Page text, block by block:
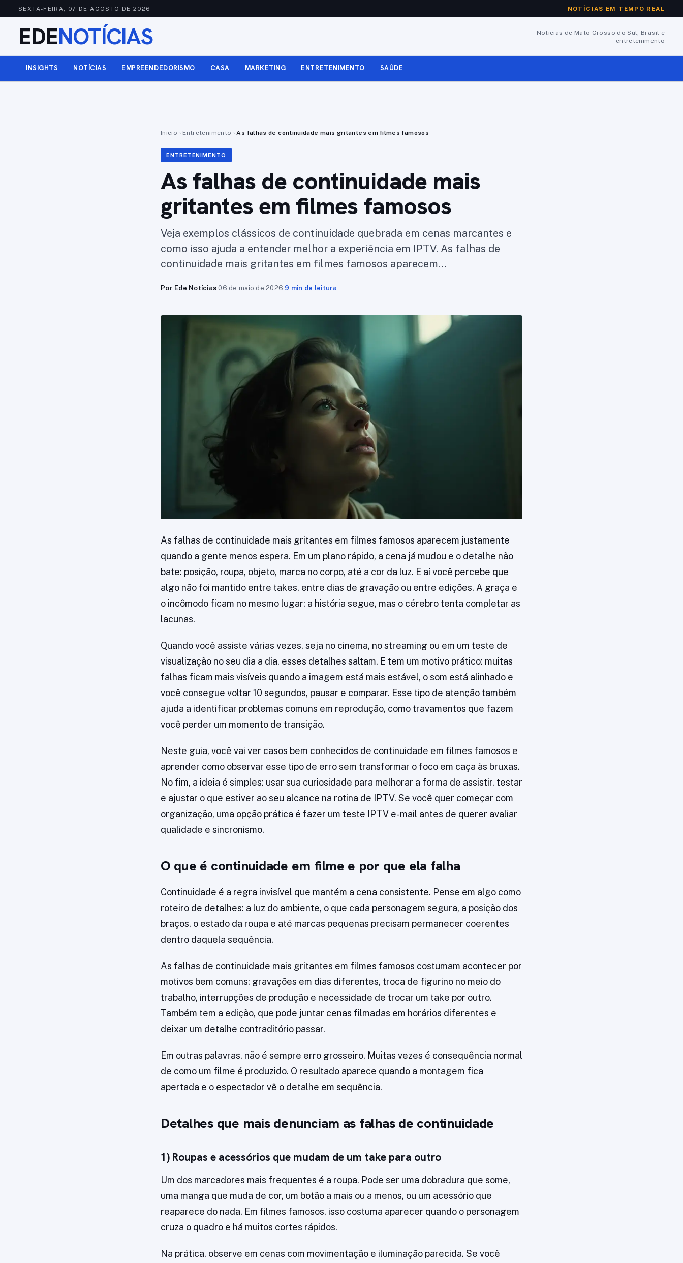
SEXTA-FEIRA, 07 DE AGOSTO DE 2026 NOTÍCIAS EM TEMPO REAL
EDENOTÍCIAS
Notícias de Mato Grosso do Sul, Brasil e
entretenimento
INSIGHTS NOTÍCIAS EMPREENDEDORISMO CASA MARKETING ENTRETENIMENTO SAÚDE
Início › Entretenimento › As falhas de continuidade mais gritantes em filmes famosos
ENTRETENIMENTO
As falhas de continuidade mais
gritantes em filmes famosos
Veja exemplos clássicos de continuidade quebrada em cenas marcantes e
como isso ajuda a entender melhor a experiência em IPTV. As falhas de
continuidade mais gritantes em filmes famosos aparecem…
Por Ede Notícias·06 de maio de 2026·9 min de leitura
As falhas de continuidade mais gritantes em filmes famosos aparecem justamente
quando a gente menos espera. Em um plano rápido, a cena já mudou e o detalhe não
bate: posição, roupa, objeto, marca no corpo, até a cor da luz. E aí você percebe que
algo não foi mantido entre takes, entre dias de gravação ou entre edições. A graça e
o incômodo ficam no mesmo lugar: a história segue, mas o cérebro tenta completar as
lacunas.
Quando você assiste várias vezes, seja no cinema, no streaming ou em um teste de
visualização no seu dia a dia, esses detalhes saltam. E tem um motivo prático: muitas
falhas ficam mais visíveis quando a imagem está mais estável, o som está alinhado e
você consegue voltar 10 segundos, pausar e comparar. Esse tipo de atenção também
ajuda a identificar problemas comuns em reprodução, como travamentos que fazem
você perder um momento de transição.
Neste guia, você vai ver casos bem conhecidos de continuidade em filmes famosos e
aprender como observar esse tipo de erro sem transformar o foco em caça às bruxas.
No fim, a ideia é simples: usar sua curiosidade para melhorar a forma de assistir, testar
e ajustar o que estiver ao seu alcance na rotina de IPTV. Se você quer começar com
organização, uma opção prática é fazer um teste IPTV e-mail antes de querer avaliar
qualidade e sincronismo.
O que é continuidade em filme e por que ela falha
Continuidade é a regra invisível que mantém a cena consistente. Pense em algo como
roteiro de detalhes: a luz do ambiente, o que cada personagem segura, a posição dos
braços, o estado da roupa e até marcas pequenas precisam permanecer coerentes
dentro daquela sequência.
As falhas de continuidade mais gritantes em filmes famosos costumam acontecer por
motivos bem comuns: gravações em dias diferentes, troca de figurino no meio do
trabalho, interrupções de produção e necessidade de trocar um take por outro.
Também tem a edição, que pode juntar cenas filmadas em horários diferentes e
deixar um detalhe contraditório passar.
Em outras palavras, não é sempre erro grosseiro. Muitas vezes é consequência normal
de como um filme é produzido. O resultado aparece quando a montagem fica
apertada e o espectador vê o detalhe em sequência.
Detalhes que mais denunciam as falhas de continuidade
1) Roupas e acessórios que mudam de um take para outro
Um dos marcadores mais frequentes é a roupa. Pode ser uma dobradura que some,
uma manga que muda de cor, um botão a mais ou a menos, ou um acessório que
reaparece do nada. Em filmes famosos, isso costuma aparecer quando o personagem
cruza o quadro e há muitos cortes rápidos.
Na prática, observe em cenas com movimentação e iluminação parecida. Se você